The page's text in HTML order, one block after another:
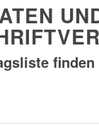
finden